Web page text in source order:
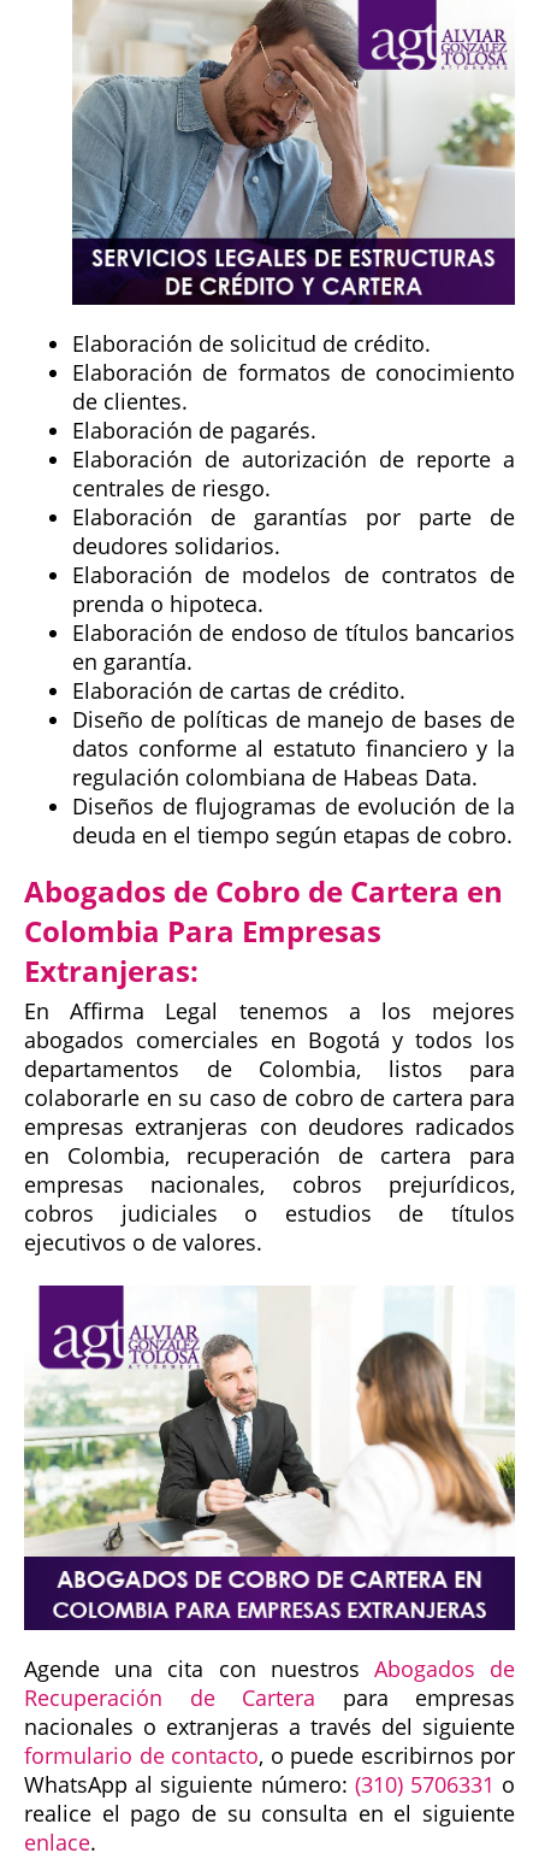
Elaboración de solicitud de crédito.
Elaboración de formatos de conocimiento
de clientes.
Elaboración de pagarés.
Elaboración de autorización de reporte a
centrales de riesgo.
Elaboración de garantías por parte de
deudores solidarios.
Elaboración de modelos de contratos de
prenda o hipoteca.
Elaboración de endoso de títulos bancarios
en garantía.
Elaboración de cartas de crédito.
Diseño de políticas de manejo de bases de
datos conforme al estatuto financiero y la
regulación colombiana de Habeas Data.
Diseños de flujogramas de evolución de la
deuda en el tiempo según etapas de cobro.
Abogados de Cobro de Cartera en
Colombia Para Empresas
Extranjeras:
En Affirma Legal tenemos a los mejores
abogados comerciales en Bogotá y todos los
departamentos de Colombia, listos para
colaborarle en su caso de cobro de cartera para
empresas extranjeras con deudores radicados
en Colombia, recuperación de cartera para
empresas nacionales, cobros prejurídicos,
cobros judiciales o estudios de títulos
ejecutivos o de valores.
Agende una cita con nuestros Abogados de
Recuperación de Cartera para empresas
nacionales o extranjeras a través del siguiente
formulario de contacto, o puede escribirnos por
WhatsApp al siguiente número: (310) 5706331 o
realice el pago de su consulta en el siguiente
enlace.